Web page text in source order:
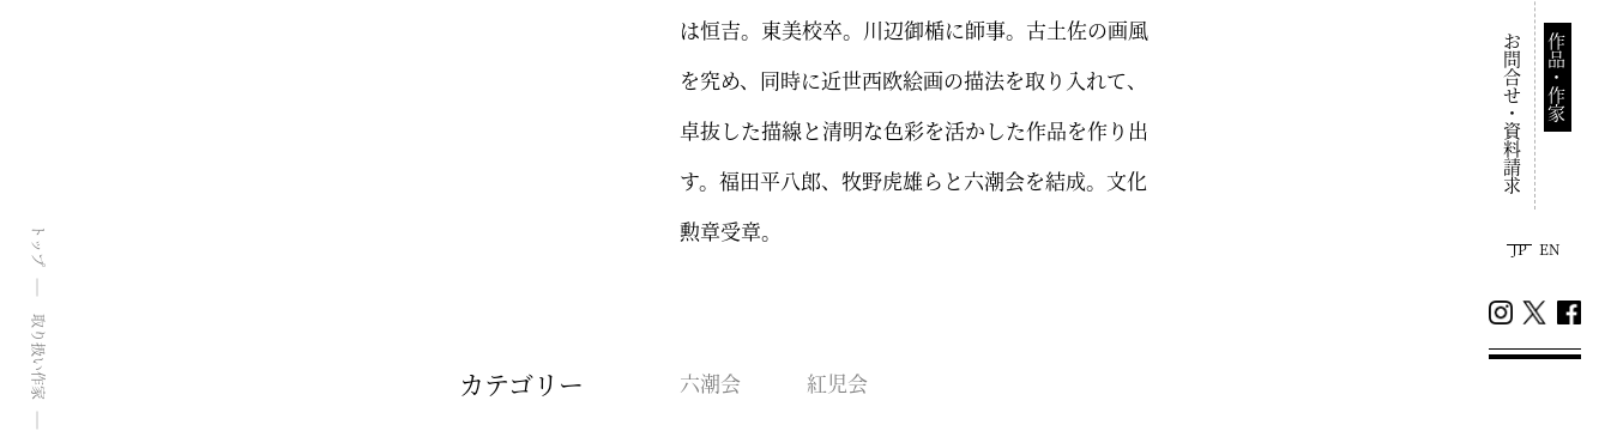
作品・作家
お問合せ・資料請求
JP EN
トップ
取り扱い作家
は恒吉。東美校卒。川辺御楯に師事。古土佐の画風
を究め、同時に近世西欧絵画の描法を取り入れて、
卓抜した描線と清明な色彩を活かした作品を作り出
す。福田平八郎、牧野虎雄らと六潮会を結成。文化
勲章受章。
カテゴリー 六潮会 紅児会